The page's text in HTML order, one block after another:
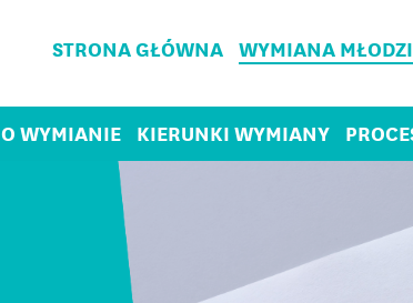
STRONA GŁÓWNA WYMIANA
O WYMIANIE KIERUNKI WYMIANY